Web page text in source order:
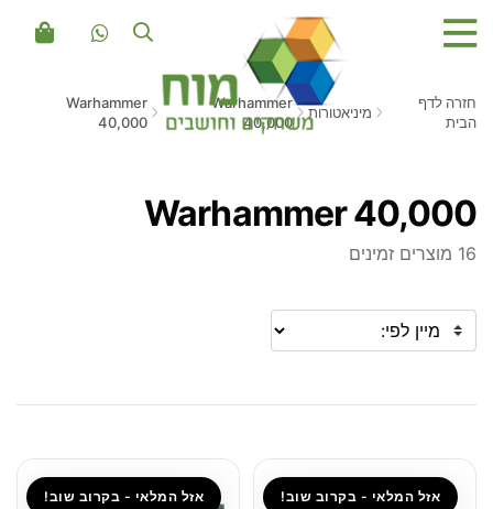
חזרה לדף
הבית
מיניאטורות
Warhammer
40,000
Warhammer
40,000
Warhammer 40,000
16 מוצרים זמינים
אזל המלאי - בקרוב שוב! אזל המלאי - בקרוב שוב!